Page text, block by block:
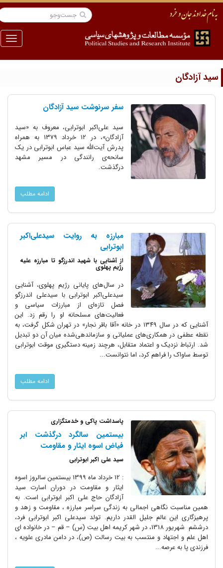
منو
آزادگان
سفر سرنوشت سید آزادگان
سید علی‌اکبر ابوترابی، معروف به «سید
آزادگان»، در ۱۲ خرداد ۱۳۷۹ به همراه
پدرش آیت‌الله سید عباس ابوترابی در یک
سانحه‌ی رانندگی در مسیر مشهد
درگذشت.
ادامه مطلب
مبارزه به روایت سیدعلی‌اکبر
ابوترابی
از آشنایی با شهید اندرزگو تا مبارزه علیه
رژیم پهلوی
در سال‌های پایانی رژیم پهلوی، آشنایی
سیدعلی‌اکبر ابوترابی با سیدعلی اندرزگو
فصل تازه‌ای از مبارزات سیاسی و
فعالیت‌های مسلحانه او را رقم زد. این
آشنایی که در سال ۱۳۴۹ در خانه «آقا باقر نجار» در تهران شکل گرفت، به
نقطه عطفی در همکاری‌های عملیاتی و سازماندهی‌شده میان آن دو تبدیل
شد. ارتباط نزدیک و اعتماد متقابل، هرچند زمینه دستگیری موقت ابوترابی
توسط ساواک را فراهم کرد، اما نتوانست...
ادامه مطلب
پاسداشت پاکی و خدمتگزاری
بیستمین سالگرد درگذشت ابر
فیاض اسوه ایثار و مقاومت
سید علی اکبر ابوترابی
: 12 خرداد ماه 1399 بیستمین سالروز اسوه
ایثار و مقاومت در دوران اسارت سید
آزادگان حاج علی اکبر ابوترابی است. به
همین مناسبت نگاهی اجمالی به زندگی سراسر مبارزه ، مقاومت و زهد و
پرهیزگاری این عالم جلیل القدر داریم. تولد سیدعلی اکبر ابوترابی فرد،
درششم شهریور 1318، در شهر کریمه اهل بیت (س) – قم – در خانواده ای
اهل علم و اجتهاد و منتسب به بیت رسالت (ص)، در دامن مادری علویه ،
فرزندی پا به عرصه...